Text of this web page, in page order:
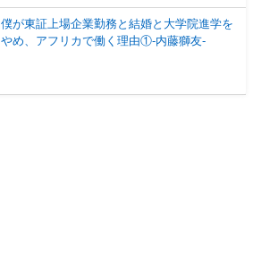
僕が東証上場企業勤務と結婚と大学院進学を
やめ、アフリカで働く理由①-内藤獅友-